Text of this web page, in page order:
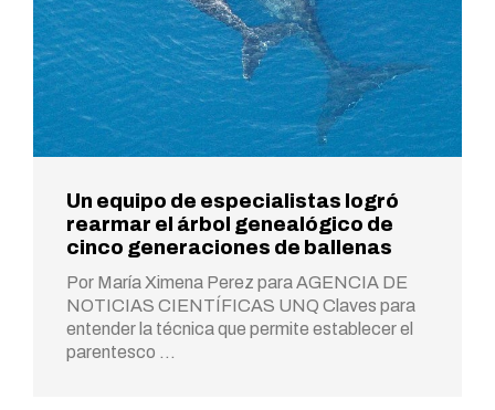
Un equipo de especialistas logró
rearmar el árbol genealógico de
cinco generaciones de ballenas
Por María Ximena Perez para AGENCIA DE
NOTICIAS CIENTÍFICAS UNQ Claves para
entender la técnica que permite establecer el
parentesco …